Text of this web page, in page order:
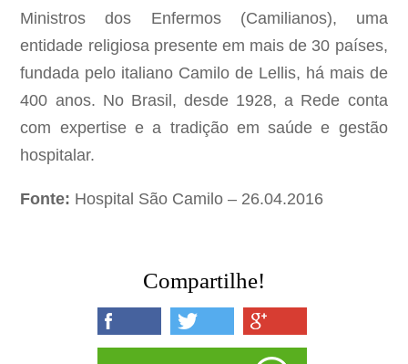
Ministros dos Enfermos (Camilianos), uma
entidade religiosa presente em mais de 30 países,
fundada pelo italiano Camilo de Lellis, há mais de
400 anos. No Brasil, desde 1928, a Rede conta
com expertise e a tradição em saúde e gestão
hospitalar.
Fonte: Hospital São Camilo – 26.04.2016
Compartilhe!